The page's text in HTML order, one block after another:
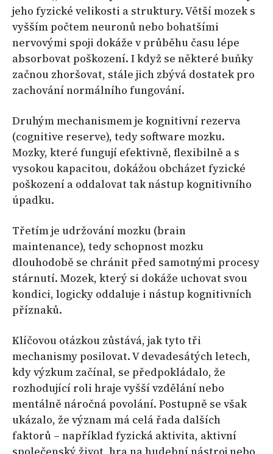
jeho fyzické velikosti a struktury. Větší mozek s
vyšším počtem neuronů nebo bohatšími
nervovými spoji dokáže v průběhu času lépe
absorbovat poškození. I když se některé buňky
začnou zhoršovat, stále jich zbývá dostatek pro
zachování normálního fungování.
Druhým mechanismem je kognitivní rezerva
(cognitive reserve), tedy software mozku.
Mozky, které fungují efektivně, flexibilně a s
vysokou kapacitou, dokážou obcházet fyzické
poškození a oddalovat tak nástup kognitivního
úpadku.
Třetím je udržování mozku (brain
maintenance), tedy schopnost mozku
dlouhodobě se chránit před samotnými procesy
stárnutí. Mozek, který si dokáže uchovat svou
kondici, logicky oddaluje i nástup kognitivních
příznaků.
Klíčovou otázkou zůstává, jak tyto tři
mechanismy posilovat. V devadesátých letech,
kdy výzkum začínal, se předpokládalo, že
rozhodující roli hraje vyšší vzdělání nebo
mentálně náročná povolání. Postupně se však
ukázalo, že význam má celá řada dalších
faktorů – například fyzická aktivita, aktivní